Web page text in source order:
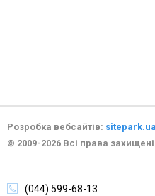
Розробка вебсайтів: sitepark.ua
© 2009-2026 Всі права захищені
(044) 599-68-13